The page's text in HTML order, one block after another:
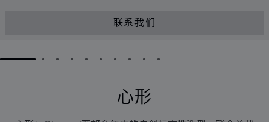
联系我们
GO TO SLIDE 1GO TO SLIDE 2
GO TO SLIDE 3
GO TO SLIDE 4
GO TO SLIDE 5
GO TO SLIDE 6
GO TO SLIDE 7
GO TO SLIDE 8
GO TO SLIDE 9
GO TO SLIDE 10
心形